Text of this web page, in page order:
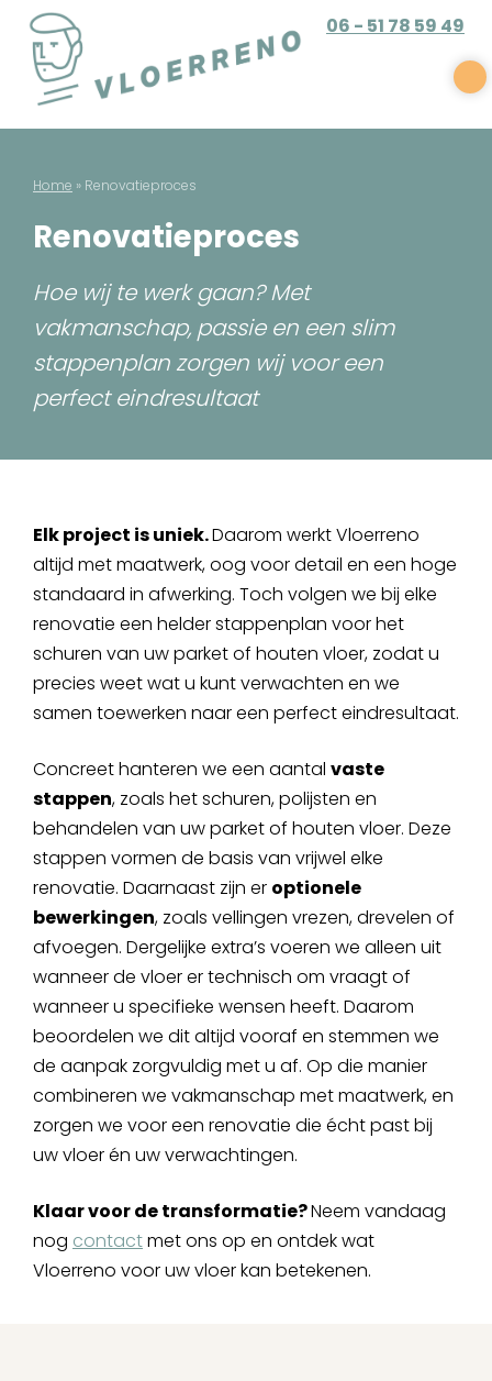
Skip
content
06 - 51 78 59 49
Home » Renovatieproces
Renovatieproces
Hoe wij te werk gaan? Met
vakmanschap, passie en een slim
stappenplan zorgen wij voor een
perfect eindresultaat
Elk project is uniek.Daarom werkt Vloerreno
altijd met maatwerk, oog voor detail en een hoge
standaard in afwerking. Toch volgen we bij elke
renovatie een helder stappenplan voor het
schuren van uw parket of houten vloer, zodat u
precies weet wat u kunt verwachten en we
samen toewerken naar een perfect eindresultaat.
Concreet hanteren we een aantal vaste
stappen, zoals het schuren, polijsten en
behandelen van uw parket of houten vloer. Deze
stappen vormen de basis van vrijwel elke
renovatie. Daarnaast zijn er optionele
bewerkingen, zoals vellingen vrezen, drevelen of
afvoegen. Dergelijke extra’s voeren we alleen uit
wanneer de vloer er technisch om vraagt of
wanneer u specifieke wensen heeft. Daarom
beoordelen we dit altijd vooraf en stemmen we
de aanpak zorgvuldig met u af. Op die manier
combineren we vakmanschap met maatwerk, en
zorgen we voor een renovatie die écht past bij
uw vloer én uw verwachtingen.
Klaar voor de transformatie?Neem vandaag
nog contactmet ons op en ontdek wat
Vloerreno voor uw vloer kan betekenen.